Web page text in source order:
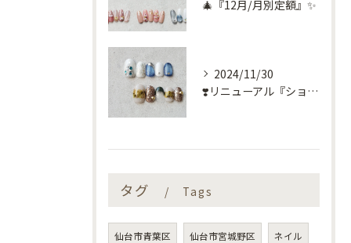
🎄『12月/月別定額』✨
2024/11/30
❣️リニューアル『ショートネイル定額』❣️
タグ Tags
仙台市青葉区 仙台市宮城野区 ネイル